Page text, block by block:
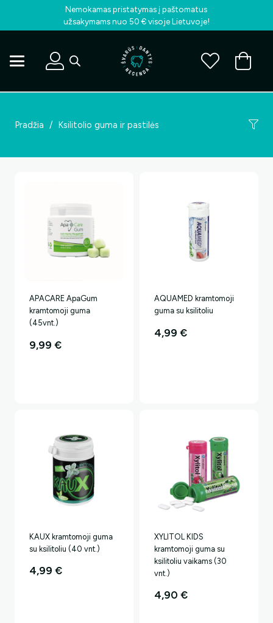
Nemokamas pristatymas į paštomatus
užsakymams nuo 50 € visoje Lietuvoje!
Pradžia / Ksilitolio guma ir pastilės
APACARE ApaGum
kramtomoji guma
(45vnt.)
9,99€
AQUAMED kramtomoji
guma su ksilitoliu
4,99€
KAUX kramtomoji guma
su ksilitoliu (40 vnt.)
4,99€
XYLITOL KIDS
kramtomoji guma su
ksilitoliu vaikams (30
vnt.)
4,90€